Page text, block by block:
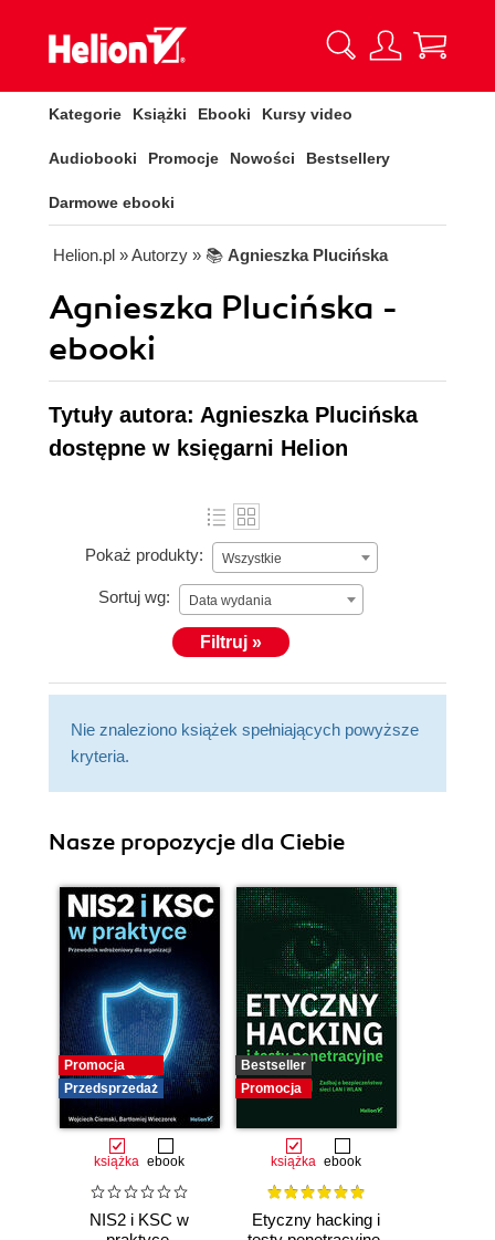
Kategorie Książki Ebooki Kursy video
Audiobooki Promocje Nowości Bestsellery
Darmowe ebooki
Helion.pl » Autorzy » 📚 Agnieszka Plucińska
Agnieszka Plucińska -
ebooki
Tytuły autora: Agnieszka Plucińska
dostępne w księgarni Helion
Pokaż produkty: Wszystkie
Sortuj wg: Data wydania
Filtruj »
Nie znaleziono książek spełniających powyższe
kryteria.
Nasze propozycje dla Ciebie
Promocja
Przedsprzedaż
książka ebook
NIS2 i KSC w
Bestseller
Promocja
książka ebook
Etyczny hacking i